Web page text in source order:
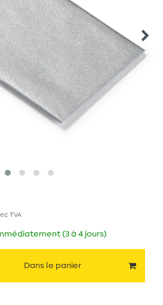
TVA
(3 à 4 jours)
Dans le panier